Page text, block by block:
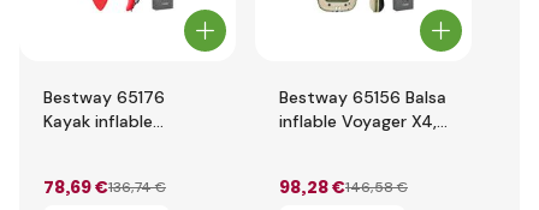
Bestway 65176
Kayak inflable
78,69 €136,74 €
Bestway 65156 Balsa
inflable Voyager X4,
98,28 €146,58 €